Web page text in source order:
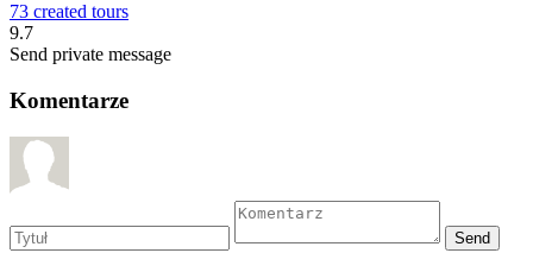
73 created tours
9.7
Send private message
Komentarze